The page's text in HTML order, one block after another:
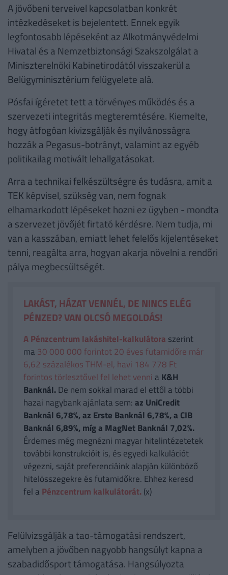
A jövőbeni terveivel kapcsolatban konkrét
intézkedéseket is bejelentett. Ennek egyik
legfontosabb lépéseként az Alkotmányvédelmi
Hivatal és a Nemzetbiztonsági Szakszolgálat a
Miniszterelnöki Kabinetirodától visszakerül a
Belügyminisztérium felügyelete alá.
Pósfai ígéretet tett a törvényes működés és a
szervezeti integritás megteremtésére. Kiemelte,
hogy átfogóan kivizsgálják és nyilvánosságra
hozzák a Pegasus-botrányt, valamint az egyéb
politikailag motivált lehallgatásokat.
Arra a technikai felkészültségre és tudásra, amit a
TEK képvisel, szükség van, nem fognak
elhamarkodott lépéseket hozni ez ügyben - mondta
a szervezet jövőjét firtató kérdésre. Nem tudja, mi
van a kasszában, emiatt lehet felelős kijelentéseket
tenni, reagálta arra, hogyan akarja növelni a rendőri
pálya megbecsültségét.
LAKÁST, HÁZAT VENNÉL, DE NINCS ELÉG
PÉNZED? VAN OLCSÓ MEGOLDÁS!
A Pénzcentrum lakáshitel-kalkulátora szerint
ma 30 000 000 forintot 20 éves futamidőre már
6,62 százalékos THM-el, havi 184 778 Ft
forintos törlesztővel fel lehet venni a K&H
Banknál.De nem sokkal marad el ettől a többi
hazai nagybank ajánlata sem:az UniCredit
Banknál 6,78%, az Erste Banknál 6,78%, a CIB
Banknál 6,89%, míg a MagNet Banknál 7,02%.
Érdemes még megnézni magyar hitelintézetetek
további konstrukcióit is, és egyedi kalkulációt
végezni, saját preferenciáink alapján különböző
hitelösszegekre és futamidőkre. Ehhez keresd
fel a Pénzcentrum kalkulátorát. (x)
Felülvizsgálják a tao-támogatási rendszert,
amelyben a jövőben nagyobb hangsúlyt kapna a
szabadidősport támogatása. Hangsúlyozta